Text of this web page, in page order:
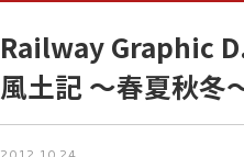
Railway Graphic
風土記 ～春夏秋冬